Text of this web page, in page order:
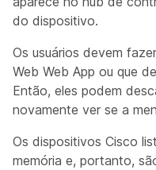
do dispositivo.
Os usuários devem
Web Web App ou que
Então, eles podem
novamente ver se a
Os dispositivos Cisco
memória e, portanto,